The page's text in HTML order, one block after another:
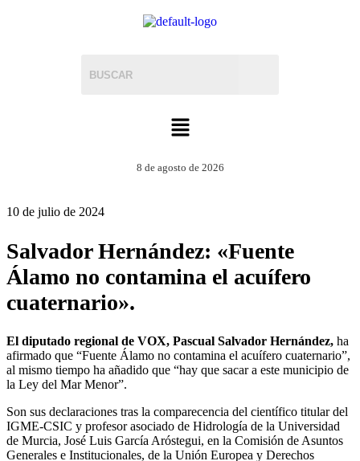
8 de agosto de 2026
10 de julio de 2024
Salvador Hernández: «Fuente
Álamo no contamina el acuífero
cuaternario».
El diputado regional de VOX, Pascual Salvador Hernández, ha
afirmado que “Fuente Álamo no contamina el acuífero cuaternario”,
al mismo tiempo ha añadido que “hay que sacar a este municipio de
la Ley del Mar Menor”.
Son sus declaraciones tras la comparecencia del científico titular del
IGME-CSIC y profesor asociado de Hidrología de la Universidad
de Murcia, José Luis García Aróstegui, en la Comisión de Asuntos
Generales e Institucionales, de la Unión Europea y Derechos